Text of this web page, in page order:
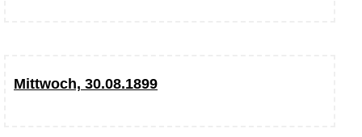
Mittwoch, 30.08.1899